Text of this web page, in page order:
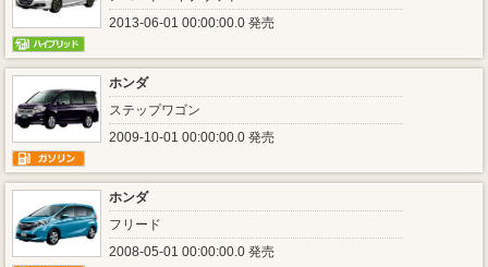
2013-06-01 00:00:00.0 発売
ホンダ
ステップワゴン
2009-10-01 00:00:00.0 発売
ホンダ
フリード
2008-05-01 00:00:00.0 発売